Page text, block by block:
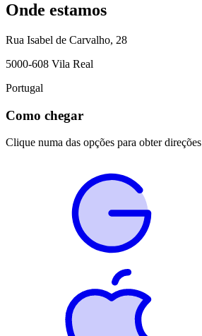
Onde estamos
Rua Isabel de Carvalho, 28
5000-608 Vila Real
Portugal
Como chegar
Clique numa das opções para obter direções